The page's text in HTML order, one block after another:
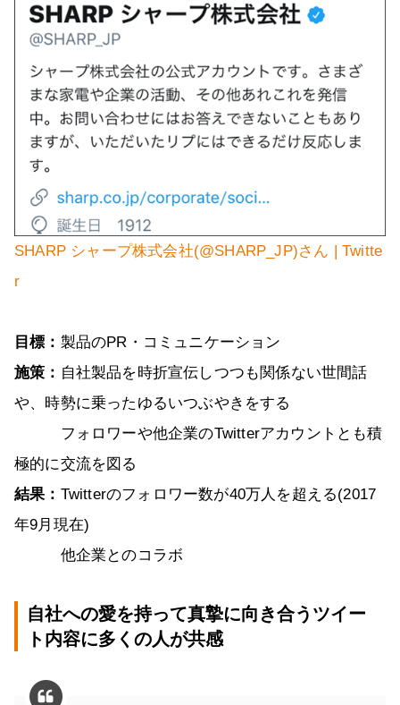
SHARP シャープ株式会社(@SHARP_JP)さん | Twitte
r
目標： 製品のPR・コミュニケーション
施策： 自社製品を時折宣伝しつつも関係ない世間話
や、時勢に乗ったゆるいつぶやきをする
フォロワーや他企業のTwitterアカウントとも積
極的に交流を図る
結果： Twitterのフォロワー数が40万人を超える(2017
年9月現在)
他企業とのコラボ
自社への愛を持って真摯に向き合うツイー
ト内容に多くの人が共感